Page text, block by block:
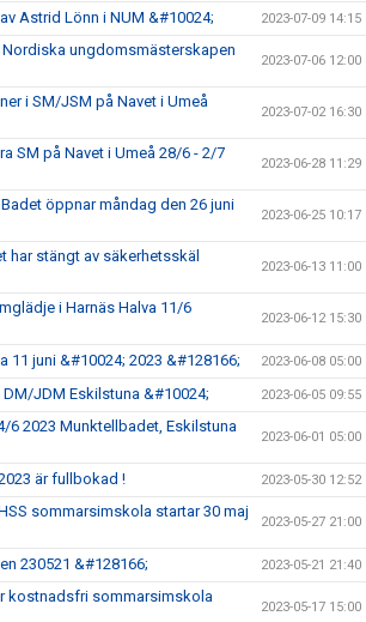
Astrid Lönn i NUM &#10024; 2023-07-09 14:15
ungdomsmästerskapen
2023-07-06 12:00
i SM/JSM på Navet i Umeå
2023-07-02 16:30
SM på Navet i Umeå 28/6 - 2/7
2023-06-28 11:29
öppnar måndag den 26 juni
2023-06-25 10:17
har stängt av säkerhetsskäl
2023-06-13 11:00
i Harnäs Halva 11/6
2023-06-12 15:30
11 juni &#10024; 2023 &#128166; 2023-06-08 05:00
JDM Eskilstuna &#10024; 2023-06-05 09:55
6 2023 Munktellbadet, Eskilstuna
2023-06-01 05:00
är fullbokad ! 2023-05-30 12:52
sommarsimskola startar 30 maj
2023-05-27 21:00
230521 &#128166; 2023-05-21 21:40
kostnadsfri sommarsimskola
2023-05-17 15:00